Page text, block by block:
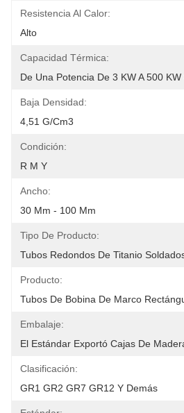
Resistencia Al Calor:
Alto
Capacidad Térmica:
De Una Potencia De 3 KW A 500
Baja Densidad:
4,51 G/cm3
Condición:
R M Y
Ancho:
30 Mm - 100 Mm
Tipo De Producto:
Tubos Redondos De Titanio
Producto:
Tubos De Bobina De Marco
Embalaje:
El Estándar Exportó Cajas De
Clasificación:
GR1 GR2 GR7 GR12 Y Demás